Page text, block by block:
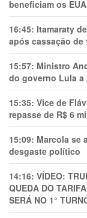
beneficiam os
16:45: Itamaraty
após cassação de
15:57: Ministro
do governo Lula a
15:35: Vice de
repasse de R$ 6
15:09: Marcola se
desgaste político
14:16: VÍDEO:
QUEDA DO
SERÁ NO 1°